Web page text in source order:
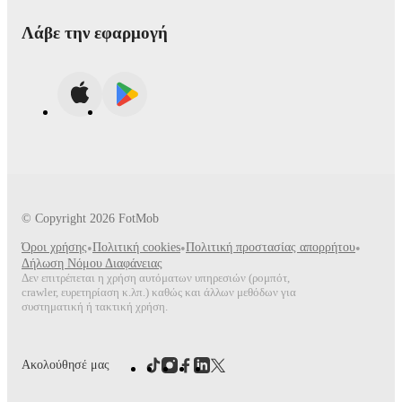
Λάβε την εφαρμογή
© Copyright 2026 FotMob
Όροι χρήσης•Πολιτική cookies•Πολιτική προστασίας απορρήτου•
Δήλωση Νόμου Διαφάνειας
Δεν επιτρέπεται η χρήση αυτόματων υπηρεσιών (ρομπότ,
crawler, ευρετηρίαση κ.λπ.) καθώς και άλλων μεθόδων για
συστηματική ή τακτική χρήση.
Ακολούθησέ μας